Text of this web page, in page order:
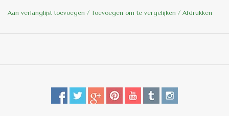
Let Op !!! Te zwaar voor TNT post, alleen af te halen in ons
Aan verlanglijst toevoegen / Toevoegen om te vergelijken / Afdrukken